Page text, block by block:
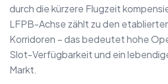
durch die kürzere Flugzeit
LFPB-Achse zählt zu den
Korridoren – das bedeutet hohe
Slot-Verfügbarkeit und ein
Markt.